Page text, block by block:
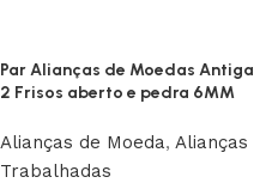
Par Alianças de Moedas Antiga
2 Frisos aberto e pedra 6MM
Alianças de Moeda, Alianças
Trabalhadas